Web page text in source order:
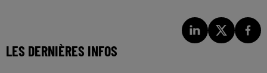
LES DERNIÈRES INFOS